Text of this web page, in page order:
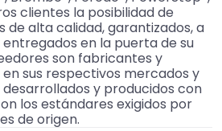
clientes la posibilidad de
alta calidad, garantizados, a
en la puerta de su
son fabricantes y
sus respectivos mercados y
y producidos con
los estándares exigidos por
de origen.